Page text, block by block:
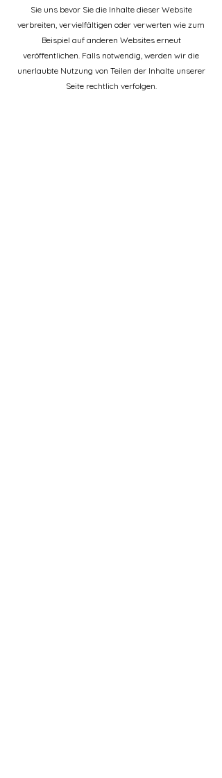
Sie uns bevor Sie die Inhalte dieser Website
verbreiten, vervielfältigen oder verwerten wie zum
Beispiel auf anderen Websites erneut
veröffentlichen. Falls notwendig, werden wir die
unerlaubte Nutzung von Teilen der Inhalte unserer
Seite rechtlich verfolgen.